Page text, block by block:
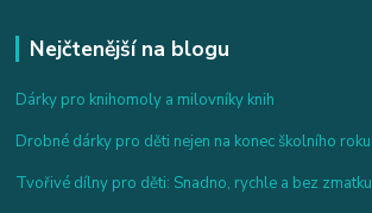
Nejčtenější na blogu
Dárky pro knihomoly a milovníky knih
Drobné dárky pro děti nejen na konec školního roku
Tvořivé dílny pro děti: Snadno, rychle a bez zmatku